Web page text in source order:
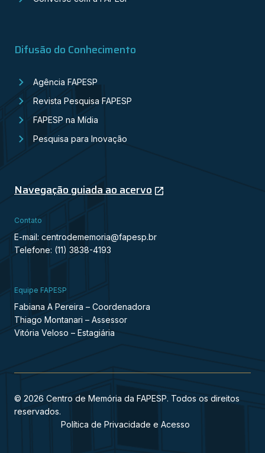
Difusão do Conhecimento
Agência FAPESP
Revista Pesquisa FAPESP
FAPESP na Mídia
Pesquisa para Inovação
Navegação guiada ao acervo
Contato
E-mail: centrodememoria@fapesp.br
Telefone: (11) 3838-4193
Equipe FAPESP
Fabiana A Pereira – Coordenadora
Thiago Montanari – Assessor
Vitória Veloso – Estagiária
© 2026 Centro de Memória da FAPESP. Todos os direitos
reservados.
Política de Privacidade e Acesso